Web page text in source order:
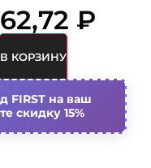
3-полюсный
₽
В КОРЗИНУ
FIRST на ваш
скидку 15%